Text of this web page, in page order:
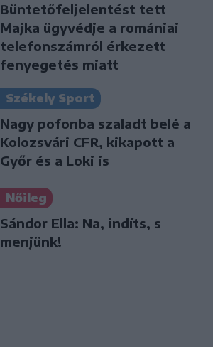
Büntetőfeljelentést tett
Majka ügyvédje a romániai
telefonszámról érkezett
fenyegetés miatt
Székely Sport
Nagy pofonba szaladt belé a
Kolozsvári CFR, kikapott a
Győr és a Loki is
Nőileg
Sándor Ella: Na, indíts, s
menjünk!